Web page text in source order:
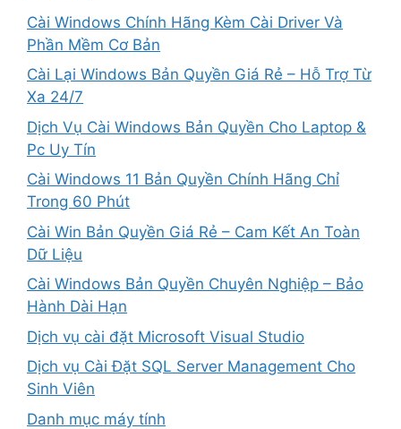
Cài Windows Chính Hãng Kèm Cài Driver Và
Phần Mềm Cơ Bản
Cài Lại Windows Bản Quyền Giá Rẻ – Hỗ Trợ Từ
Xa 24/7
Dịch Vụ Cài Windows Bản Quyền Cho Laptop &
Pc Uy Tín
Cài Windows 11 Bản Quyền Chính Hãng Chỉ
Trong 60 Phút
Cài Win Bản Quyền Giá Rẻ – Cam Kết An Toàn
Dữ Liệu
Cài Windows Bản Quyền Chuyên Nghiệp – Bảo
Hành Dài Hạn
Dịch vụ cài đặt Microsoft Visual Studio
Dịch vụ Cài Đặt SQL Server Management Cho
Sinh Viên
Danh mục máy tính